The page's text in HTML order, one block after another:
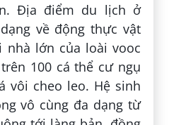
Địa điểm du lịch ở
về động thực vật
nhà lớn của loài vooc
100 cá thể cư ngụ
vôi cheo leo. Hệ sinh
vô cùng đa dạng từ